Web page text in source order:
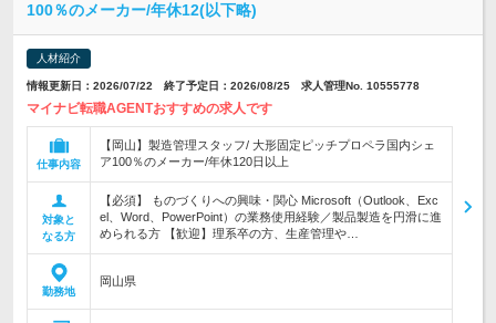
100％のメーカー/年休12(以下略)
人材紹介
情報更新日：2026/07/22 終了予定日：2026/08/25 求人管理No. 10555778
マイナビ転職AGENTおすすめの求人です
仕事内容
【岡山】製造管理スタッフ/ 大形固定ピッチプロペラ国内シェ
ア100％のメーカー/年休120日以上
対象と
なる方
【必須】 ものづくりへの興味・関心 Microsoft（Outlook、Exc
el、Word、PowerPoint）の業務使用経験／製品製造を円滑に進
められる方 【歓迎】理系卒の方、生産管理や…
勤務地
岡山県